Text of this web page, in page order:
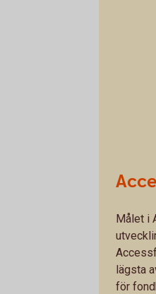
Målet i
lägsta
för